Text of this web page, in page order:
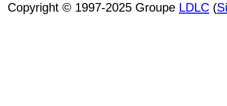
Copyright © 1997-2025 Groupe LDLC (